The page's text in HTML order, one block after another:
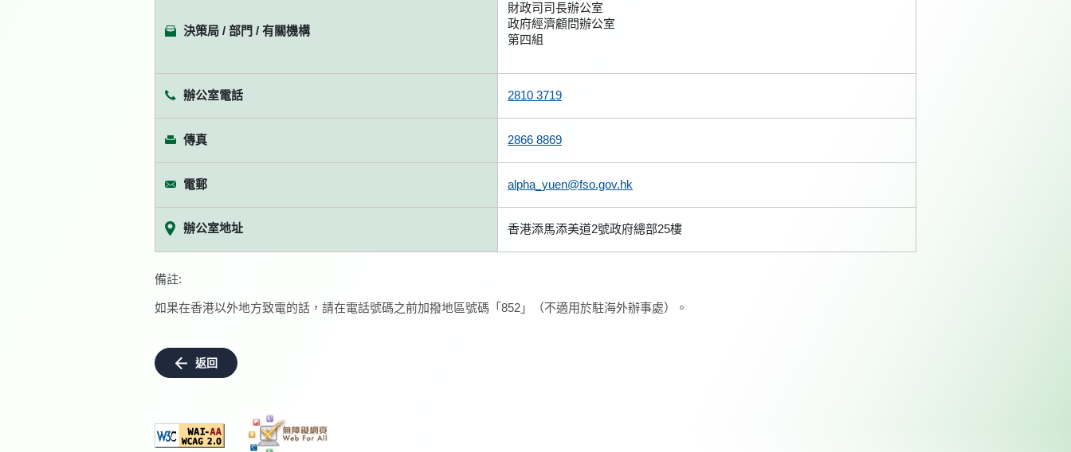
決策局 / 部門 / 有關機構
財政司司長辦公室
政府經濟顧問辦公室
第四組
辦公室電話 2810 3719
傳真 2866 8869
電郵 alpha_yuen@fso.gov.hk
辦公室地址 香港添馬添美道2號政府總部25樓
備註:
如果在香港以外地方致電的話，請在電話號碼之前加撥地區號碼「852」（不適用於駐海外辦事處）。
返回